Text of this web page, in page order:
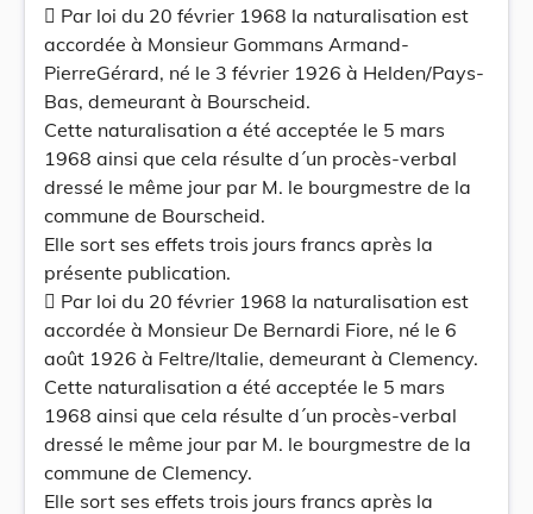
 Par loi du 20 février 1968 la naturalisation est
accordée à Monsieur Gommans Armand-
PierreGérard, né le 3 février 1926 à Helden/Pays-
Bas, demeurant à Bourscheid.
Cette naturalisation a été acceptée le 5 mars
1968 ainsi que cela résulte d´un procès-verbal
dressé le même jour par M. le bourgmestre de la
commune de Bourscheid.
Elle sort ses effets trois jours francs après la
présente publication.
 Par loi du 20 février 1968 la naturalisation est
accordée à Monsieur De Bernardi Fiore, né le 6
août 1926 à Feltre/ltalie, demeurant à Clemency.
Cette naturalisation a été acceptée le 5 mars
1968 ainsi que cela résulte d´un procès-verbal
dressé le même jour par M. le bourgmestre de la
commune de Clemency.
Elle sort ses effets trois jours francs après la